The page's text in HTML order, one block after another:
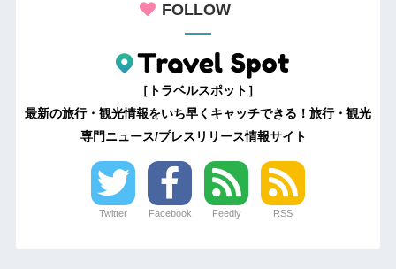
FOLLOW
［トラベルスポット］
最新の旅行・観光情報をいち早くキャッチできる！旅行・観光
専門ニュース/プレスリリース情報サイト
Twitter Facebook Feedly RSS